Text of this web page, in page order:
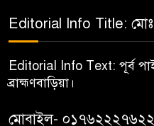
Editorial Info Title:
Editorial Info Text: পূর্ব
ব্রাহ্মণবাড়িয়া।
মোবাইল- ০১৭৬২২২৭৬২২